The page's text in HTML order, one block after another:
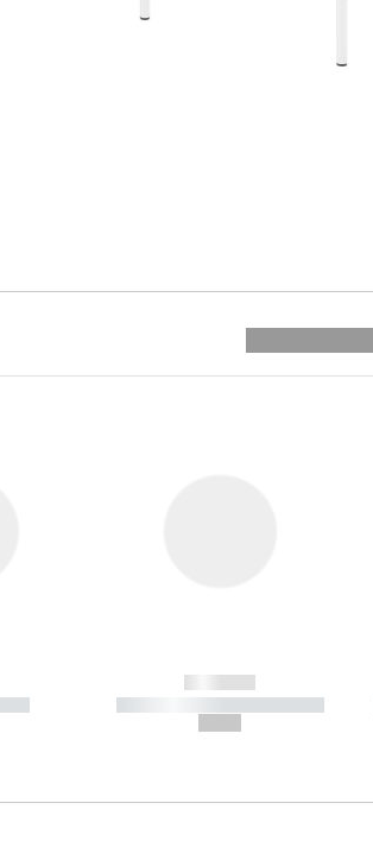
------------
----------- ----------- -----------